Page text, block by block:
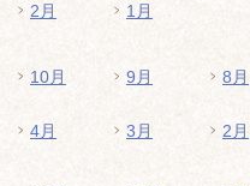
2月 1月
10月 9月 8月
4月 3月 2月